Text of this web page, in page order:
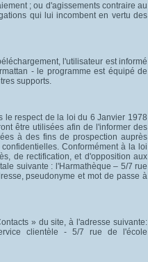
; ou d'agissements contraire au
qui lui incombent en vertu des
l'utilisateur est informé
- le programme est équipé de
supports.
le respect de la loi du 6 Janvier 1978
être utilisées afin de l'informer des
à des fins de prospection auprès
Conformément à la loi
de rectification, et d'opposition aux
suivante : l'Harmathèque – 5/7 rue
pseudonyme et mot de passe à
» du site, à l'adresse suivante:
clientèle - 5/7 rue de l'école